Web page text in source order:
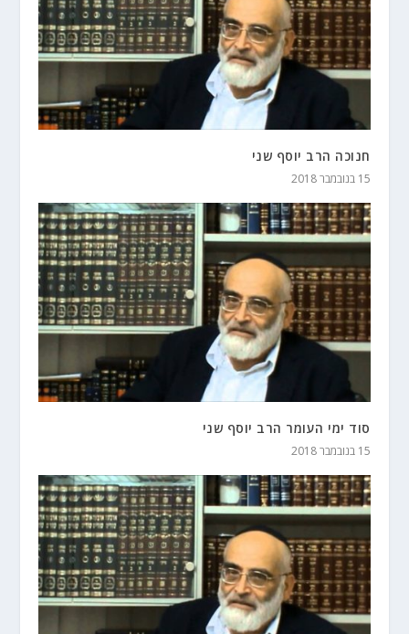
חנוכה הרב יוסף שני
15 בנובמבר 2018
סוד ימי העומר הרב יוסף שני
15 בנובמבר 2018